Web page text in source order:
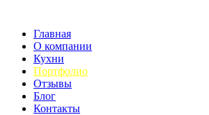
Главная
О компании
Кухни
Портфолио
Отзывы
Блог
Контакты